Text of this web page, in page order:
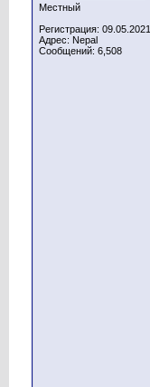
Местный
Регистрация: 09.05.2021
Адрес: Nepal
Сообщений: 6,508